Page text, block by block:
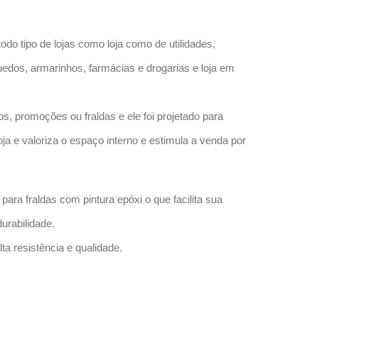
tipo de lojas como loja como de utilidades,
armarinhos, farmácias e drogarias e loja em
promoções ou fraldas e ele foi projetado para
e valoriza o espaço interno e estimula a venda por
fraldas com pintura epóxi o que facilita sua
resistência e qualidade.